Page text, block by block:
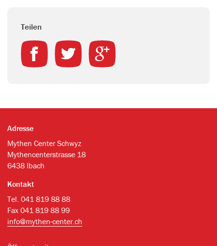
Teilen
Adresse
Mythen Center Schwyz
Mythencenterstrasse 18
6438 Ibach
Kontakt
Tel. 041 819 88 88
Fax 041 819 88 99
info@mythen-center.ch